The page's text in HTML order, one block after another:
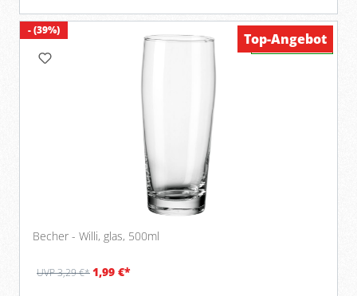
- (39%)
Becher - Willi, glas, 500ml
UVP 3,29 €*1,99 €*
Verfügbar
Top-Angebot